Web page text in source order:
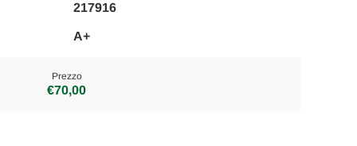
A+
217916
Prezzo
€70,00